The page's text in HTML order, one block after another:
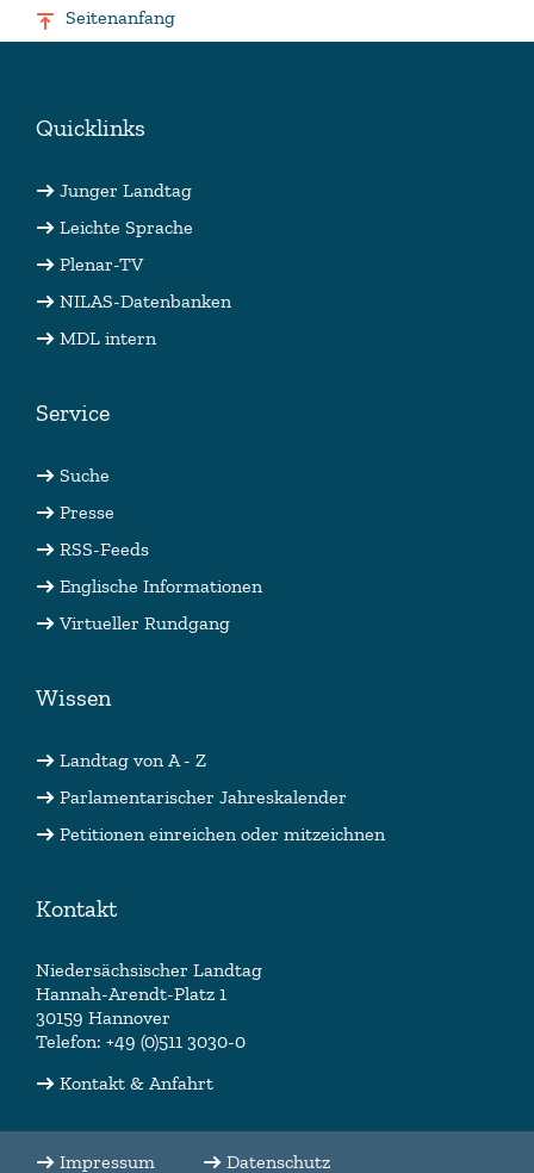
Seitenanfang
Quicklinks
Junger Landtag
Leichte Sprache
Plenar-TV
NILAS-Datenbanken
MDL intern
Service
Suche
Presse
RSS-Feeds
Englische Informationen
Virtueller Rundgang
Wissen
Landtag von A - Z
Parlamentarischer Jahreskalender
Petitionen einreichen oder mitzeichnen
Kontakt
Niedersächsischer Landtag
Hannah-Arendt-Platz 1
30159 Hannover
Telefon: +49 (0)511 3030-0
Kontakt & Anfahrt
Impressum Datenschutz